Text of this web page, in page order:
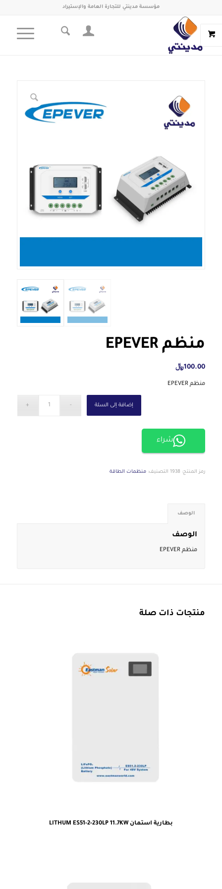
مؤسسة مدينتي للتجارة العامة والإستيراد
منظم EPEVER
100.00﷼
منظم EPEVER
إضافة إلى السلة
شراء
رمز المنتج: 1938 التصنيف: منظمات الطاقة
الوصف
الوصف
منظم EPEVER
منتجات ذات صلة
بطارية استمان LITHUM ES51-2-230LP 11.7KW